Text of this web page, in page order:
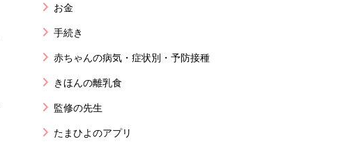
お金
手続き
赤ちゃんの病気・症状別・予防接種
きほんの離乳食
監修の先生
たまひよのアプリ